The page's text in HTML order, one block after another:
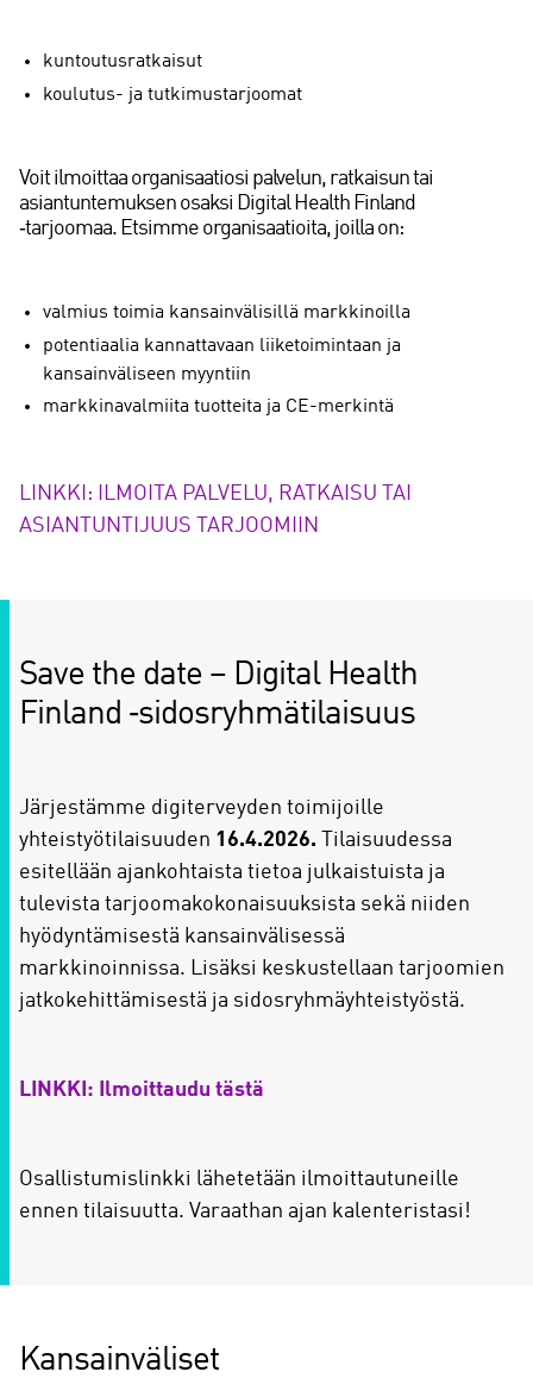
kuntoutusratkaisut
koulutus- ja tutkimustarjoomat
Voit ilmoittaa organisaatiosi palvelun, ratkaisun tai
asiantuntemuksen osaksi Digital Health Finland
‑tarjoomaa. Etsimme organisaatioita, joilla on:
valmius toimia kansainvälisillä markkinoilla
potentiaalia kannattavaan liiketoimintaan ja
kansainväliseen myyntiin
markkinavalmiita tuotteita ja CE-merkintä
LINKKI: ILMOITA PALVELU, RATKAISU TAI
ASIANTUNTIJUUS TARJOOMIIN
Save the date – Digital Health
Finland ‑sidosryhmätilaisuus
Järjestämme digiterveyden toimijoille
yhteistyötilaisuuden 16.4.2026. Tilaisuudessa
esitellään ajankohtaista tietoa julkaistuista ja
tulevista tarjoomakokonaisuuksista sekä niiden
hyödyntämisestä kansainvälisessä
markkinoinnissa. Lisäksi keskustellaan tarjoomien
jatkokehittämisestä ja sidosryhmäyhteistyöstä.
LINKKI: Ilmoittaudu tästä
Osallistumislinkki lähetetään ilmoittautuneille
ennen tilaisuutta. Varaathan ajan kalenteristasi!
Kansainväliset